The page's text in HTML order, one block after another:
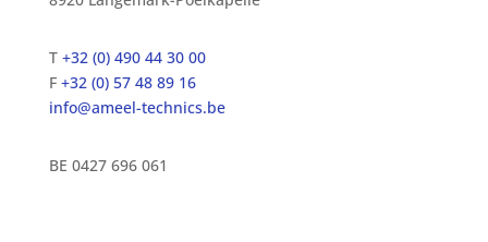
T +32 (0) 490 44 30 00
F +32 (0) 57 48 89 16
info@ameel-technics.be
BE 0427 696 061